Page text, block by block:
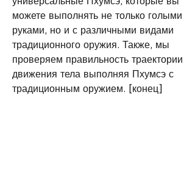
можете выполнять не только голыми
руками, но и с различными видами
традиционного оружия. Также, мы
проверяем правильность траектории
движения тела выполняя Пхумсэ с
традиционным оружием. [конец]